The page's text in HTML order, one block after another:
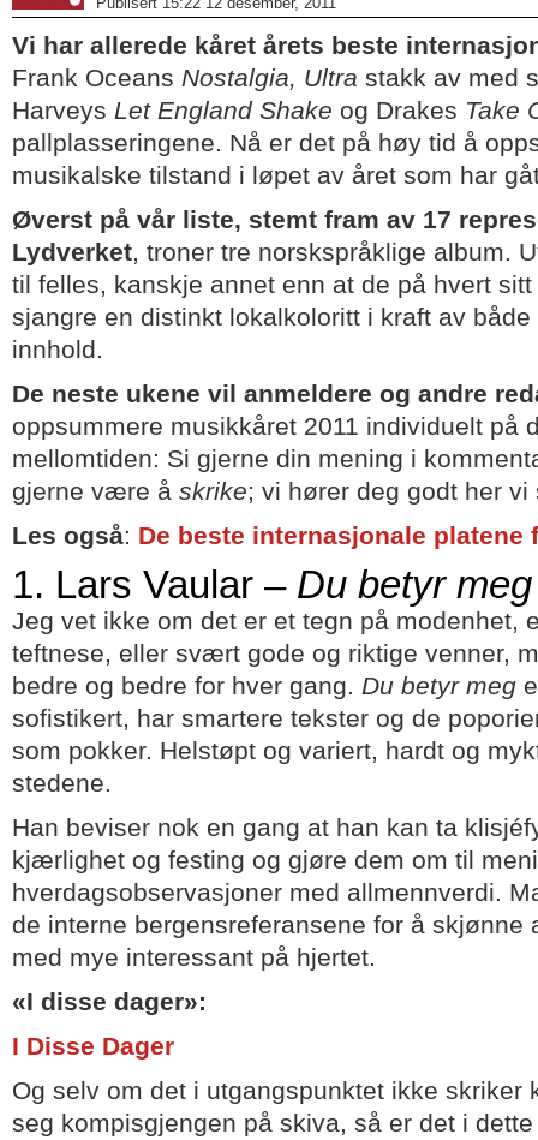
Vi har allerede kåret årets beste
Frank Oceans Nostalgia, Ultra stakk av med
Harveys Let England Shake og Drakes Take
pallplasseringene. Nå er det på høy tid å
musikalske tilstand i løpet av året som har
Øverst på vår liste, stemt fram av 17
Lydverket, troner tre norskspråklige album.
til felles, kanskje annet enn at de på hvert
sjangre en distinkt lokalkoloritt i kraft av
innhold.
De neste ukene vil anmeldere og andre
oppsummere musikkåret 2011 individuelt på
mellomtiden: Si gjerne din mening i
gjerne være å skrike; vi hører deg godt her vi
Les også: De beste internasjonale platene
1. Lars Vaular –Du betyr meg
Jeg vet ikke om det er et tegn på modenhet,
teftnese, eller svært gode og riktige venner,
bedre og bedre for hver gang. Du betyr meg
sofistikert, har smartere tekster og de
som pokker. Helstøpt og variert, hardt og
stedene.
Han beviser nok en gang at han kan ta
kjærlighet og festing og gjøre dem om til
hverdagsobservasjoner med allmennverdi.
de interne bergensreferansene for å skjønne
med mye interessant på hjertet.
«I disse dager»:
I Disse Dager
Og selv om det i utgangspunktet ikke skriker
seg kompisgjengen på skiva, så er det i